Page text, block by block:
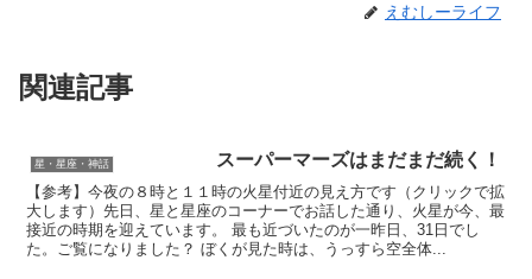
えむしーライフ
関連記事
星・星座・神話 スーパーマーズはまだまだ続く！
【参考】今夜の８時と１１時の火星付近の見え方です（クリックで拡
大します）先日、星と星座のコーナーでお話した通り、火星が今、最
接近の時期を迎えています。 最も近づいたのが一昨日、31日でし
た。ご覧になりました？ ぼくが見た時は、うっすら空全体...